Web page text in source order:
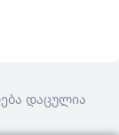
დაცულია